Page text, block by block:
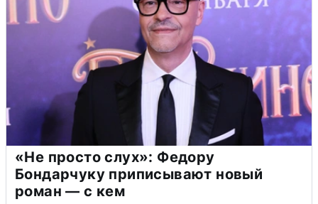
«Не просто слух»: Федору
Бондарчуку приписывают новый
роман — с кем